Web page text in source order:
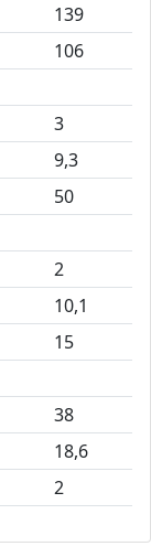
139
106
3
9,3
50
2
10,1
15
38
18,6
2